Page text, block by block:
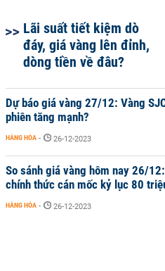
Lãi suất tiết kiệm dò
đáy, giá vàng lên đỉnh,
dòng tiền về đâu?
Dự báo giá vàng 27/12: Vàng
phiên tăng mạnh?
HÀNG HÓA - 26-12-2023
So sánh giá vàng hôm nay 26/
chính thức cán mốc kỷ lục 80
HÀNG HÓA - 26-12-2023